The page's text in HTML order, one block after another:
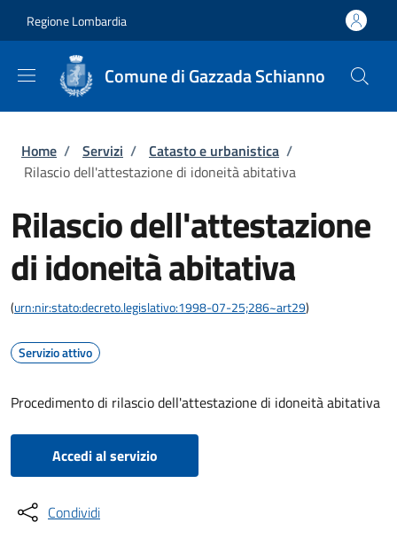
Regione Lombardia
Comune di Gazzada Schianno
Briciole di pane
Home / Servizi / Catasto e urbanistica /
Rilascio dell'attestazione di idoneità abitativa
Rilascio dell'attestazione
di idoneità abitativa
(urn:nir:stato:decreto.legislativo:1998-07-25;286~art29)
Servizio attivo
Procedimento di rilascio dell'attestazione di idoneità abitativa
Accedi al servizio
Condividi